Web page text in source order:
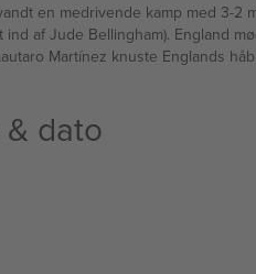
en medrivende kamp med
af Jude Bellingham). England
Martínez knuste Englands
dato